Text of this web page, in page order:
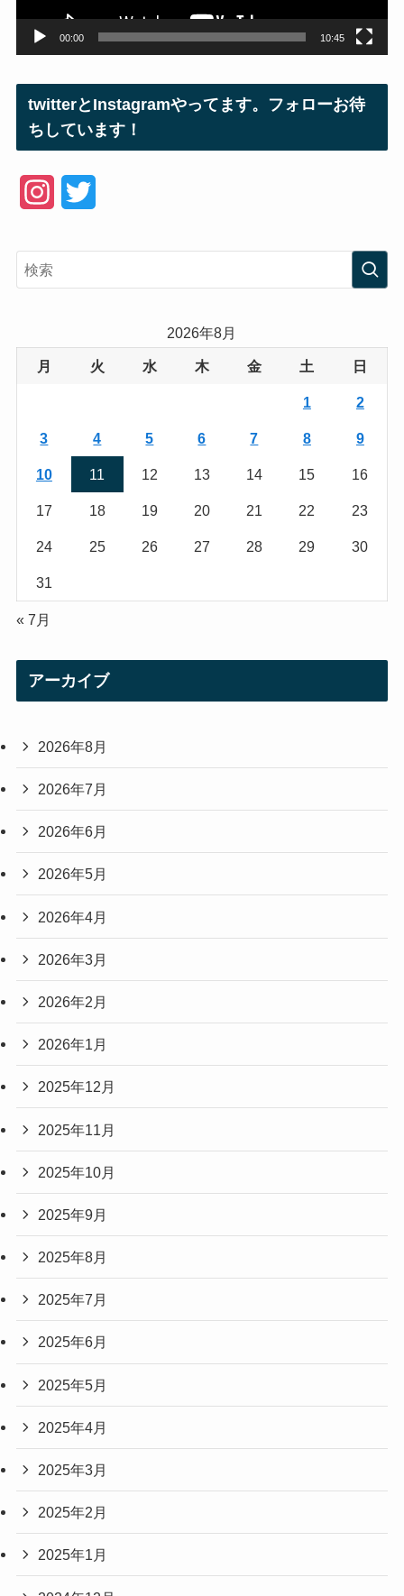
00:00 10:45
twitterとInstagramやってます。フォローお待
ちしています！
e
2026年8月
月 火 水 木 金 土 日
1 2
3 4 5 6 7 8 9
10 11 12 13 14 15 16
17 18 19 20 21 22 23
24 25 26 27 28 29 30
31
« 7月
アーカイブ
2026年8月
2026年7月
2026年6月
2026年5月
2026年4月
2026年3月
2026年2月
2026年1月
2025年12月
2025年11月
2025年10月
2025年9月
2025年8月
2025年7月
2025年6月
2025年5月
2025年4月
2025年3月
2025年2月
2025年1月